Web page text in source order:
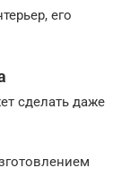
его
сделать даже